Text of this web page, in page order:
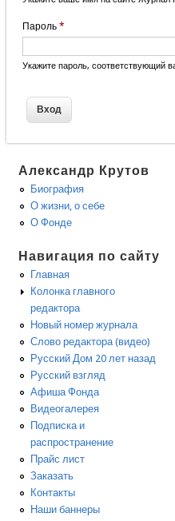
Пароль *
Укажите пароль, соответствующий
Александр Крутов
Биография
О жизни, о себе
О Фонде
Навигация по сайту
Главная
Колонка главного
редактора
Новый номер журнала
Слово редактора (видео)
Русский Дом 20 лет назад
Русский взгляд
Афиша Фонда
Видеогалерея
Подписка и
распространение
Прайс лист
Заказать
Контакты
Наши баннеры